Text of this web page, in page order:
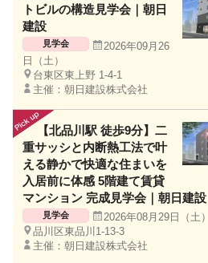
トビルの構造見学会｜朝日
建設
見学会
2026年09月26
日（土）
台東区東上野 1-4-1
主催：朝日建設株式会社
【北品川駅 徒歩9分】二
重サッシと内断熱工法で叶
える静かで快適な住まいを
入居前に体感 5階建て賃貸
マンション 完成見学会｜朝日建設
見学会
2026年08月29日（土）
品川区東品川1-13-3
主催：朝日建設株式会社